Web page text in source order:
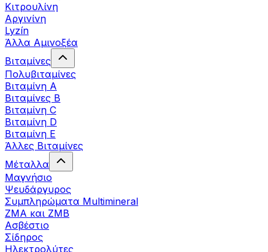
Κιτρουλίνη
Αργινίνη
Lyzín
Άλλα Αμινοξέα
Βιταμίνες
Πολυβιταμίνες
Βιταμίνη Α
Βιταμίνες Β
Βιταμίνη C
Βιταμίνη D
Βιταμίνη Ε
Άλλες Βιταμίνες
Μέταλλα
Μαγνήσιο
Ψευδάργυρος
Συμπληρώματα Multimineral
ZMA και ZMB
Ασβέστιο
Σίδηρος
Ηλεκτρολύτες